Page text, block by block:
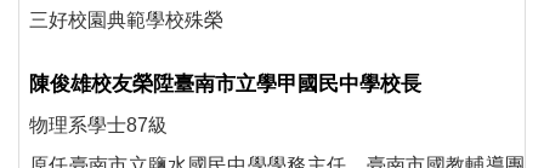
三好校園典範學校殊榮
陳俊雄校友榮陞臺南市立學甲國民中學校長
物理系學士87級